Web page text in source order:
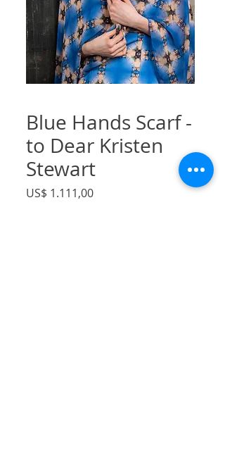
Blue Hands Scarf -
to Dear Kristen
Stewart
US$ 1.111,00Preço